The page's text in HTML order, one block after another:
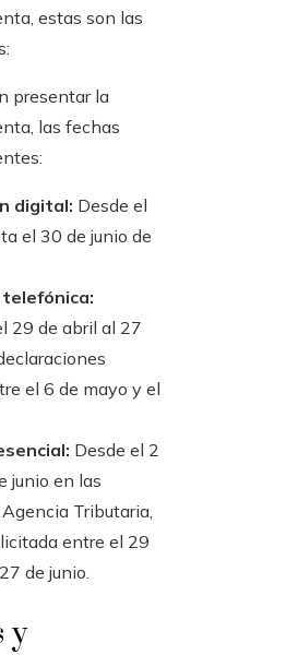
estas son las
presentar la
las fechas
digital: Desde el
el 30 de junio de
29 de abril al 27
el 6 de mayo y el
Desde el 2
junio en las
Tributaria,
entre el 29
de junio.
y